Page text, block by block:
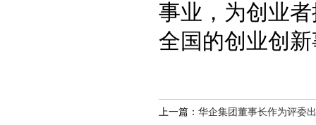
事业，为创业
全国的创业创
上一篇： 华企集团董事长作为评委